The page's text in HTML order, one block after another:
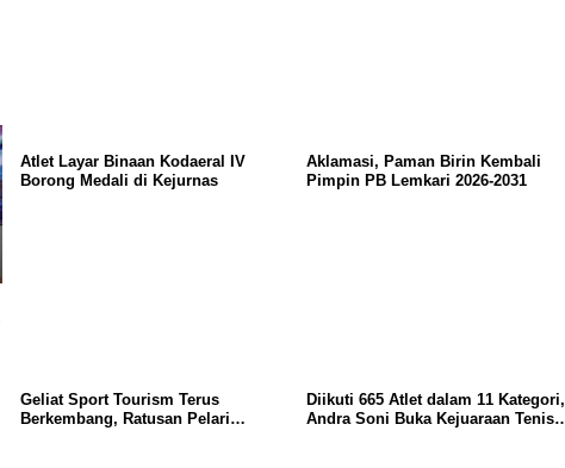
Atlet Layar Binaan Kodaeral IV
Borong Medali di Kejurnas
Aklamasi, Paman Birin Kembali
Pimpin PB Lemkari 2026-2031
Geliat Sport Tourism Terus
Berkembang, Ratusan Pelari
Diikuti 665 Atlet dalam 11 Kategori,
Andra Soni Buka Kejuaraan Tenis